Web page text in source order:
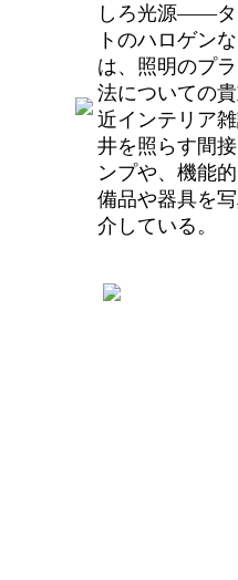
しろ光源――タ
トのハロゲン
は、照明のプ
法についての
近インテリア
井を照らす間
ンプや、機能
備品や器具を
介している。